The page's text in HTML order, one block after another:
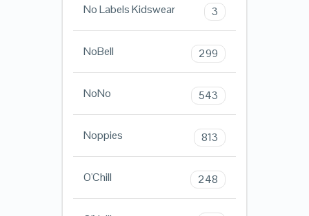
No Labels Kidswear 3
NoBell 299
NoNo 543
Noppies 813
O'Chill 248